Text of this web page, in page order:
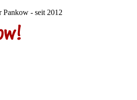
Pankow - seit 2012